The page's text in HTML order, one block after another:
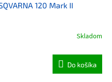
120 Mark II
Skladom
Do košíka